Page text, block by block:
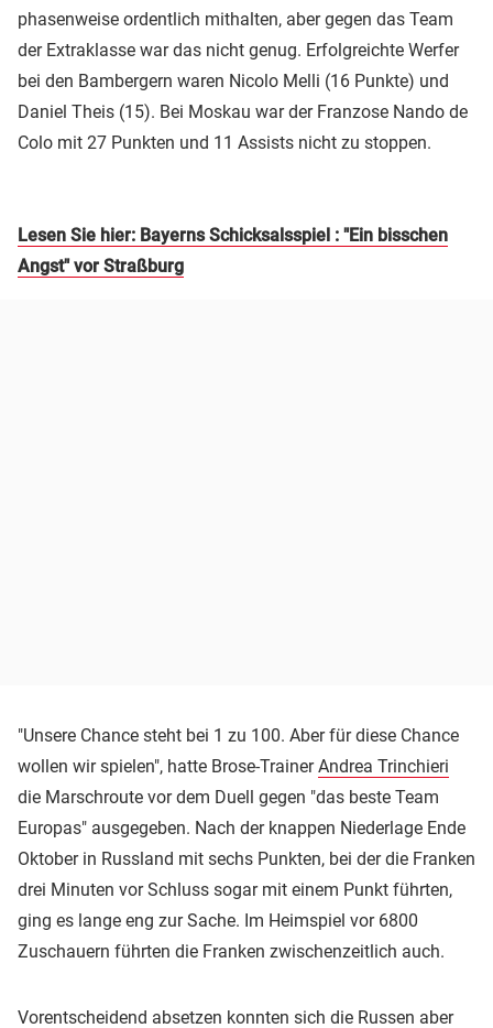
phasenweise ordentlich mithalten, aber gegen das Team
der Extraklasse war das nicht genug. Erfolgreichte Werfer
bei den Bambergern waren Nicolo Melli (16 Punkte) und
Daniel Theis (15). Bei Moskau war der Franzose Nando de
Colo mit 27 Punkten und 11 Assists nicht zu stoppen.
Lesen Sie hier: Bayerns Schicksalsspiel : "Ein bisschen
Angst" vor Straßburg
"Unsere Chance steht bei 1 zu 100. Aber für diese Chance
wollen wir spielen", hatte Brose-TrainerAndrea Trinchieri
die Marschroute vor dem Duell gegen "das beste Team
Europas" ausgegeben. Nach der knappen Niederlage Ende
Oktober in Russland mit sechs Punkten, bei der die Franken
drei Minuten vor Schluss sogar mit einem Punkt führten,
ging es lange eng zur Sache. Im Heimspiel vor 6800
Zuschauern führten die Franken zwischenzeitlich auch.
Vorentscheidend absetzen konnten sich die Russen aber